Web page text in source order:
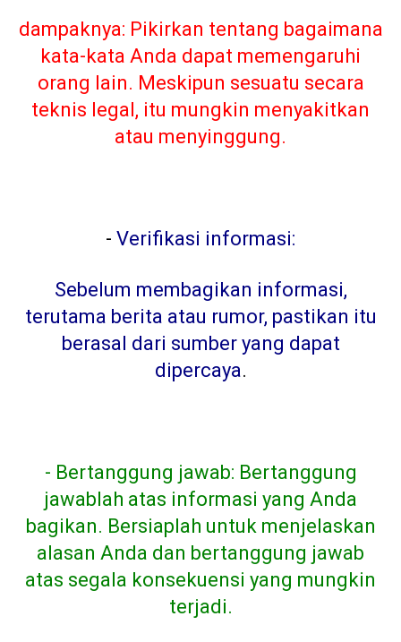
dampaknya: Pikirkan tentang bagaimana
kata-kata Anda dapat memengaruhi
orang lain. Meskipun sesuatu secara
teknis legal, itu mungkin menyakitkan
atau menyinggung.
- Verifikasi informasi:
Sebelum membagikan informasi,
terutama berita atau rumor, pastikan itu
berasal dari sumber yang dapat
dipercaya.
- Bertanggung jawab: Bertanggung
jawablah atas informasi yang Anda
bagikan. Bersiaplah untuk menjelaskan
alasan Anda dan bertanggung jawab
atas segala konsekuensi yang mungkin
terjadi.